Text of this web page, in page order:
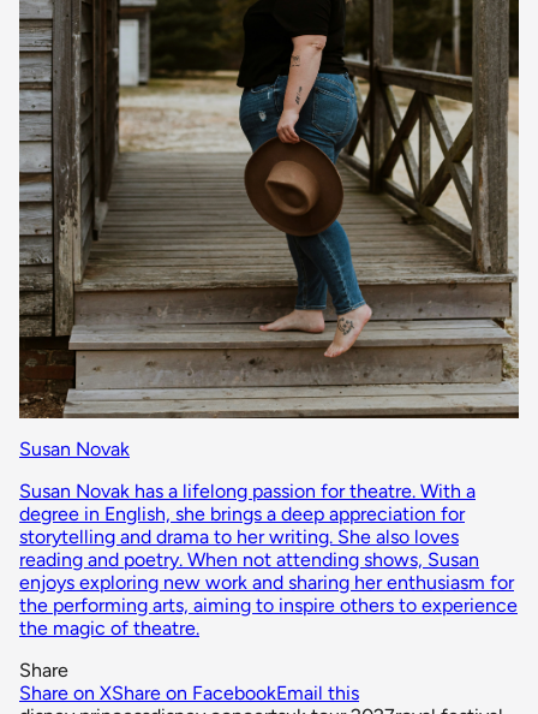
Susan Novak
Susan Novak has a lifelong passion for theatre. With a
degree in English, she brings a deep appreciation for
storytelling and drama to her writing. She also loves
reading and poetry. When not attending shows, Susan
enjoys exploring new work and sharing her enthusiasm for
the performing arts, aiming to inspire others to experience
the magic of theatre.
Share
Share on XShare on FacebookEmail this